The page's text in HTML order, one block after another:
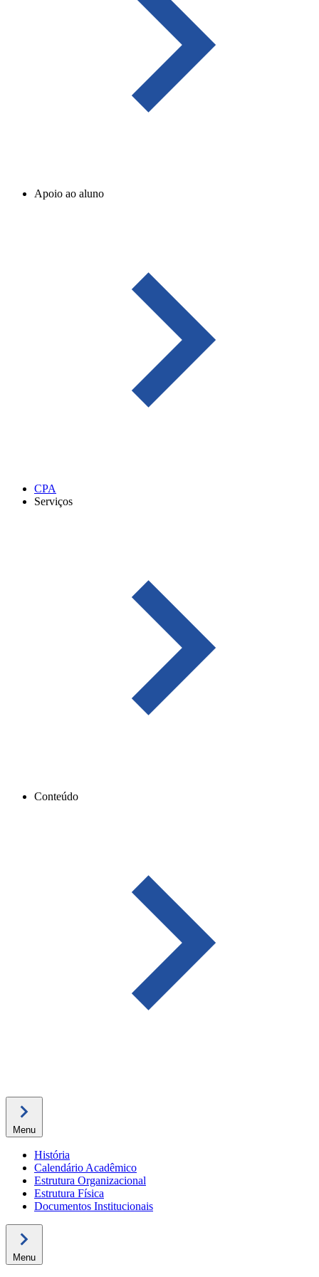
Apoio ao aluno
CPA
Serviços
Conteúdo
Menu
História
Calendário Acadêmico
Estrutura Organizacional
Estrutura Física
Documentos Institucionais
Menu